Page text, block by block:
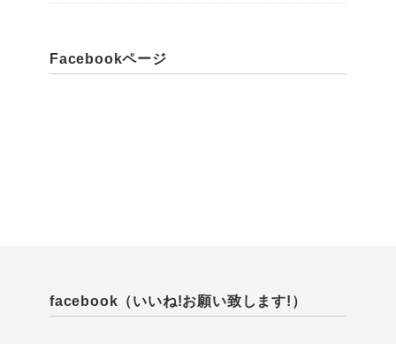
Facebookページ
facebook（いいね!お願い致します!）